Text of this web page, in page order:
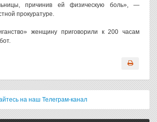
причинив ей физическую боль», —
прокуратуре.
женщину приговорили к 200 часам
на наш Телеграм-канал